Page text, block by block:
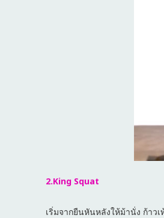
2.King Squat
เริ่มจากยืนหันหลังให้ม้านั่ง ก้าว